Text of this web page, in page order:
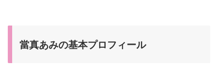
當真あみの基本プロフィール